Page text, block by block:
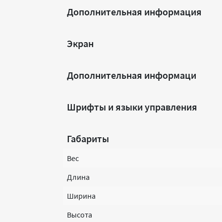
Дополнительная информация
Экран
Дополнительная информаци
Шрифты и языки управления
Габариты
Вес
Длина
Ширина
Высота